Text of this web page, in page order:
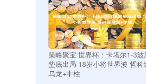
策略聚宝 世界杯：卡塔尔1-3波
垫底出局 18岁小将世界波 哲科
乌龙+中柱